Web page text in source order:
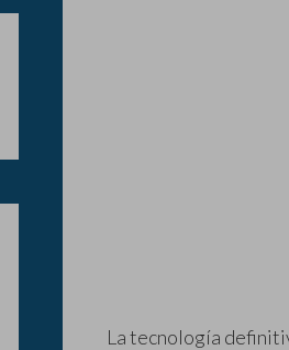
La tecnología